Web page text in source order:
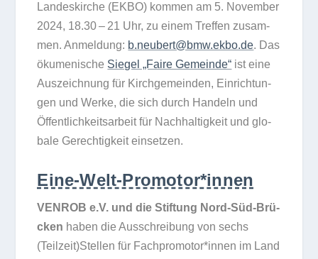
Lan­des­kir­che (EKBO) kom­men am 5. Novem­ber
2024, 18.30 – 21 Uhr, zu einem Tref­fen zusam­
men. Anmel­dung: b.neubert@bmw.ekbo.de. Das
öku­me­ni­sche Sie­gel „Faire Gemeinde“ ist eine
Aus­zeich­nung für Kirch­ge­mein­den, Ein­rich­tun­
gen und Werke, die sich durch Han­deln und
Öffent­lich­keits­ar­beit für Nach­hal­tig­keit und glo­
bale Gerech­tig­keit einsetzen.
Eine-Welt-Promotor*innen
VENROB e.V. und die Stif­tung Nord-Süd-Brü­
cken haben die Aus­schrei­bung von sechs
(Teilzeit)Stellen für Fachpromotor*innen im Land